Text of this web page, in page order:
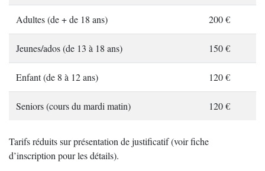
Adultes (de + de 18 ans) 200 €
Jeunes/ados (de 13 à 18 ans) 150 €
Enfant (de 8 à 12 ans) 120 €
Seniors (cours du mardi matin) 120 €
Tarifs réduits sur présentation de justificatif (voir fiche
d’inscription pour les détails).